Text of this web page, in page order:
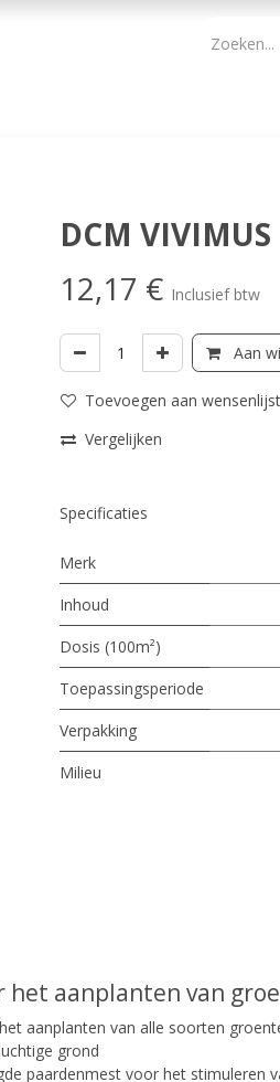
DCM
12,17 € Inclusief btw
Aan
Toevoegen aan wensenlijst
Vergelijken
Specificaties
Merk
Inhoud
Dosis (100m²)
Toepassingsperiode
Verpakking
Milieu
het aanplanten van
aanplanten van alle soorten
grond
paardenmest voor het stimuleren